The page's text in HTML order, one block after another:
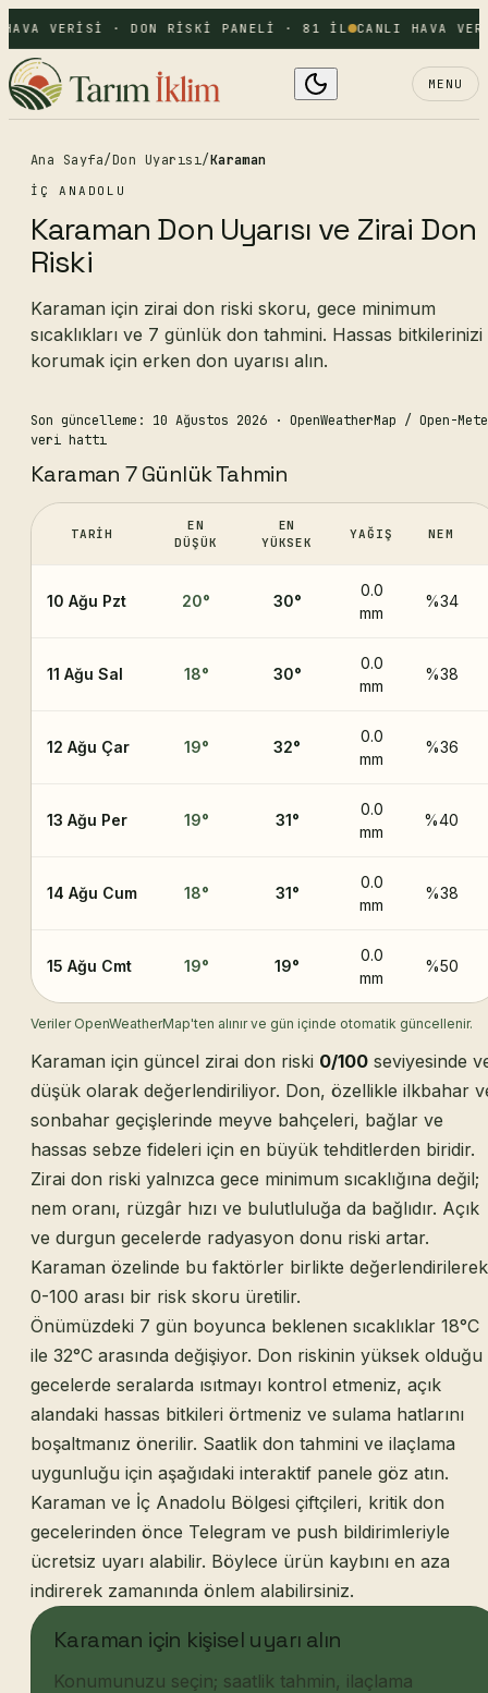
VERISI · DON RISKI PANELI · 81 IL CANLI HAVA
MENU
Ana Sayfa/Don Uyarısı/Karaman
İÇ ANADOLU
Karaman Don Uyarısı ve Zirai Don
Riski
Karaman için zirai don riski skoru, gece minimum
sıcaklıkları ve 7 günlük don tahmini. Hassas bitkilerinizi
korumak için erken don uyarısı alın.
Son güncelleme: 10 Ağustos 2026 · OpenWeatherMap / Open-
veri hattı
Karaman 7 Günlük Tahmin
TARIH
EN
DÜŞÜK
EN
YÜKSEK
YAĞIŞ NEM
10 Ağu Pzt 20° 30°
0.0
mm
%34
11 Ağu Sal 18° 30°
0.0
mm
%38
12 Ağu Çar 19° 32°
0.0
mm
%36
13 Ağu Per 19° 31°
0.0
mm
%40
14 Ağu Cum 18° 31°
0.0
mm
%38
15 Ağu Cmt 19° 19°
0.0
mm
%50
Veriler OpenWeatherMap'ten alınır ve gün içinde otomatik güncellenir.
Karaman için güncel zirai don riski 0/100 seviyesinde
düşük olarak değerlendiriliyor. Don, özellikle ilkbahar
sonbahar geçişlerinde meyve bahçeleri, bağlar ve
hassas sebze fideleri için en büyük tehditlerden biridir.
Zirai don riski yalnızca gece minimum sıcaklığına değil;
nem oranı, rüzgâr hızı ve bulutluluğa da bağlıdır. Açık
ve durgun gecelerde radyasyon donu riski artar.
Karaman özelinde bu faktörler birlikte değerlendirilerek
0-100 arası bir risk skoru üretilir.
Önümüzdeki 7 gün boyunca beklenen sıcaklıklar 18°C
ile 32°C arasında değişiyor. Don riskinin yüksek olduğu
gecelerde seralarda ısıtmayı kontrol etmeniz, açık
alandaki hassas bitkileri örtmeniz ve sulama hatlarını
boşaltmanız önerilir. Saatlik don tahmini ve ilaçlama
uygunluğu için aşağıdaki interaktif panele göz atın.
Karaman ve İç Anadolu Bölgesi çiftçileri, kritik don
gecelerinden önce Telegram ve push bildirimleriyle
ücretsiz uyarı alabilir. Böylece ürün kaybını en aza
indirerek zamanında önlem alabilirsiniz.
Karaman için kişisel uyarı alın
Konumunuzu seçin; saatlik tahmin, ilaçlama